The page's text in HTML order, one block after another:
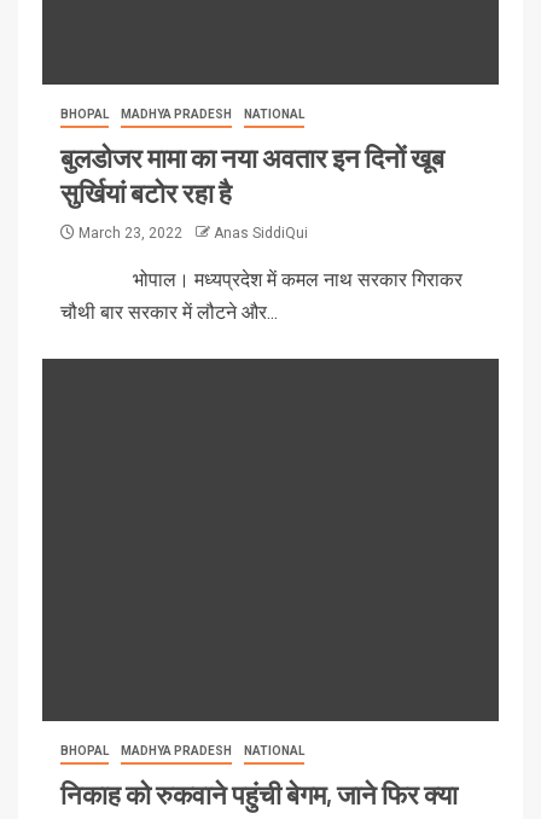
BHOPAL MADHYA PRADESH NATIONAL
बुलडोजर मामा का नया अवतार इन दिनों खूब
सुर्खियां बटोर रहा है
March 23, 2022 Anas SiddiQui
भोपाल। मध्यप्रदेश में कमल नाथ सरकार गिराकर
चौथी बार सरकार में लौटने और...
BHOPAL MADHYA PRADESH NATIONAL
निकाह को रुकवाने पहुंची बेगम, जाने फिर क्या